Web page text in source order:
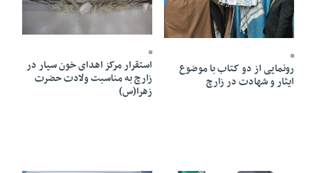
02 Dey 1403 - 11:23
رونمایی از دو کتاب با موضوع
ایثار و شهادت در زارچ
استقرار مرکز اهدای خون سیار در
زارچ به مناسبت ولادت حضرت
زهرا(س)